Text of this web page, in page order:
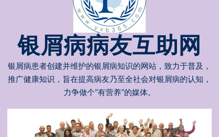
银屑病病友互助网
银屑病患者创建并维护的银屑病知识的网站，致力于普及，
推广健康知识，旨在提高病友乃至全社会对银屑病的认知，
力争做个"有营养"的媒体。